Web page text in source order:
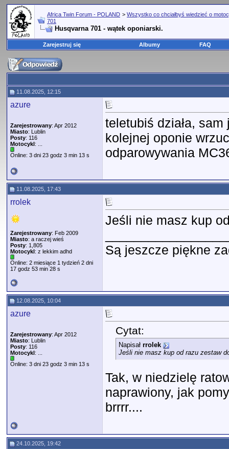
Africa Twin Forum - POLAND > Wszystko co chciałbyś wiedzieć o
701
Husqvarna 701 - wątek oponiarski.
Zarejestruj się Albumy FAQ
11.08.2025, 12:15
azure
Zarejestrowany: Apr 2012
Miasto: Lublin
Posty: 116
Motocykl: ...
Online: 3 dni 23 godz 3 min 13 s
teletubiś działa,
kolejnej oponie
odparowywania
11.08.2025, 17:43
rrolek
Zarejestrowany: Feb 2009
Miasto: a raczej wieś
Posty: 1,805
Motocykl: z lekkim adhd
Online: 2 miesiące 1 tydzień 2 dni
17 godz 53 min 28 s
Jeśli nie masz kup
Są jeszcze piękne
12.08.2025, 10:04
azure
Zarejestrowany: Apr 2012
Miasto: Lublin
Posty: 116
Motocykl: ...
Online: 3 dni 23 godz 3 min 13 s
Cytat:
Napisał rrolek
Jeśli nie masz kup od razu zestaw
Tak, w niedzielę
naprawiony, jak
brrrr....
24.10.2025, 19:42